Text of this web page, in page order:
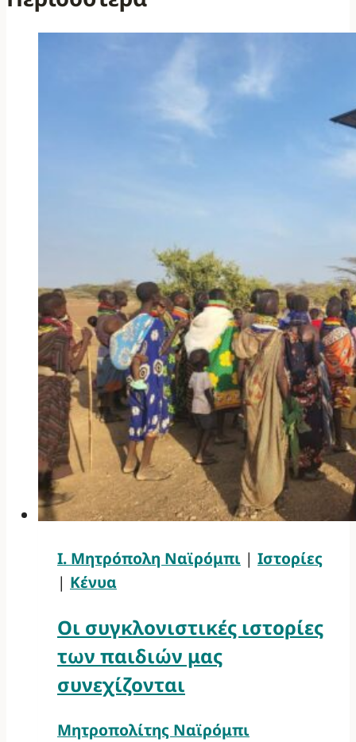
Ι. Μητρόπολη Ναϊρόμπι | Ιστορίες
| Κένυα
Οι συγκλονιστικές ιστορίες
των παιδιών μας
συνεχίζονται
Μητροπολίτης Ναϊρόμπι